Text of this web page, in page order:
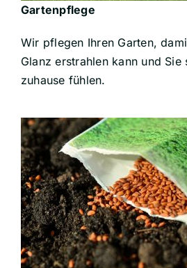
Gartenpflege
Wir pflegen Ihren Garten,
Glanz erstrahlen kann und
zuhause fühlen.